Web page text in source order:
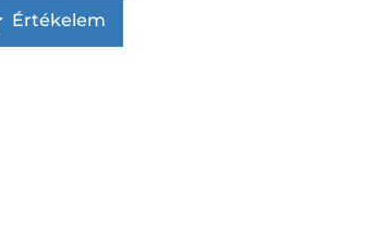
Értékelem